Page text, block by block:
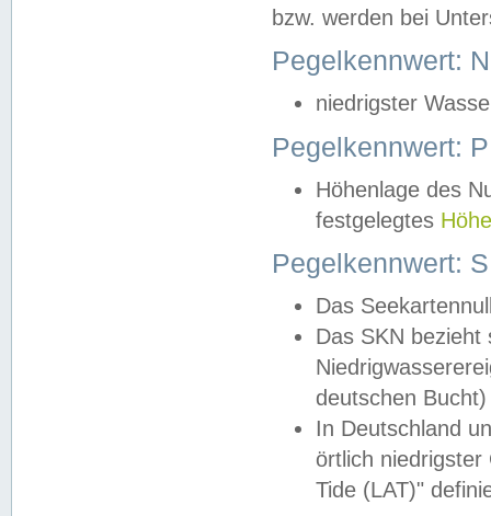
bzw. werden bei
Pegelkennwert:
niedrigster
Pegelkennwert:
Höhenlage des
festgelegtes
Pegelkennwert:
Das
Das SKN
deutschen
In Deutschland
örtlich
Tide (LAT)"